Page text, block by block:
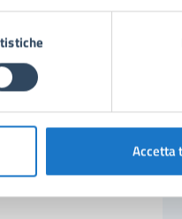
Accetta